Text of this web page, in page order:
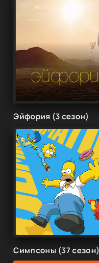
Эйфория (3 сезон)
Симпсоны (37 сезон)